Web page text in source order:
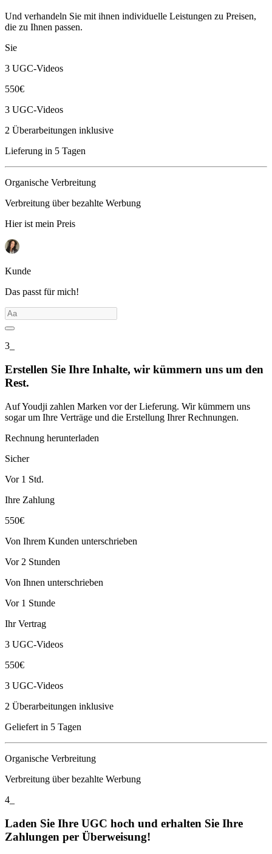
Und verhandeln Sie mit ihnen individuelle Leistungen zu Preisen,
die zu Ihnen passen.
Sie
3 UGC-Videos
550€
3 UGC-Videos
2 Überarbeitungen inklusive
Lieferung in 5 Tagen
Organische Verbreitung
Verbreitung über bezahlte Werbung
Hier ist mein Preis
Kunde
Das passt für mich!
3_
Erstellen Sie Ihre Inhalte, wir kümmern uns um den
Rest.
Auf Youdji zahlen Marken vor der Lieferung. Wir kümmern uns
sogar um Ihre Verträge und die Erstellung Ihrer Rechnungen.
Rechnung herunterladen
Sicher
Vor 1 Std.
Ihre Zahlung
550€
Von Ihrem Kunden unterschrieben
Vor 2 Stunden
Von Ihnen unterschrieben
Vor 1 Stunde
Ihr Vertrag
3 UGC-Videos
550€
3 UGC-Videos
2 Überarbeitungen inklusive
Geliefert in 5 Tagen
Organische Verbreitung
Verbreitung über bezahlte Werbung
4_
Laden Sie Ihre UGC hoch und erhalten Sie Ihre
Zahlungen per Überweisung!